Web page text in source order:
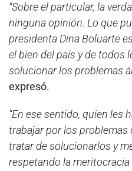
“Sobre el particular, la
ninguna opinión. Lo que
presidenta Dina Boluarte
el bien del país y de todos
solucionar los problemas
expresó.
“En ese sentido, quien les
trabajar por los problemas
tratar de solucionarlos y
respetando la meritocracia